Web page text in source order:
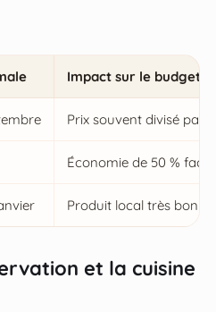
Impact sur le budget
Prix souvent divisé par
Économie de 50 %
Produit local très bon
et la cuisine